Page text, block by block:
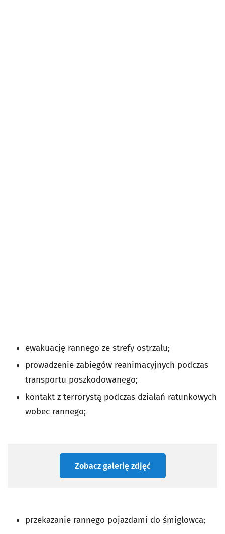
ewakuację rannego ze strefy ostrzału;
prowadzenie zabiegów reanimacyjnych podczas
transportu poszkodowanego;
kontakt z terrorystą podczas działań ratunkowych
wobec rannego;
Zobacz galerię zdjęć
przekazanie rannego pojazdami do śmigłowca;